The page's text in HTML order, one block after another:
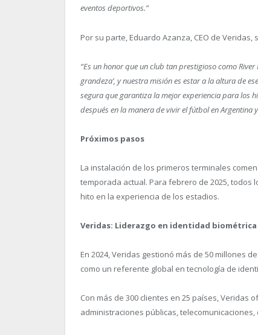
eventos deportivos.”
Por su parte, Eduardo Azanza, CEO de Veridas,
“Es un honor que un club tan prestigioso como
grandeza’, y nuestra misión es estar a la altura de
segura que garantiza la mejor experiencia para los
después en la manera de vivir el fútbol en Argentina
Próximos pasos
La instalación de los primeros terminales
temporada actual. Para febrero de 2025, todos
hito en la experiencia de los estadios.
Veridas: Liderazgo en identidad biométrica
En 2024, Veridas gestionó más de 50 millones
como un referente global en tecnología de
Con más de 300 clientes en 25 países, Veridas
administraciones públicas,